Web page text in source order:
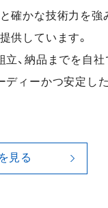
確かな技術力を強
供しています。
立、納品までを自
ディーかつ安定し
見る